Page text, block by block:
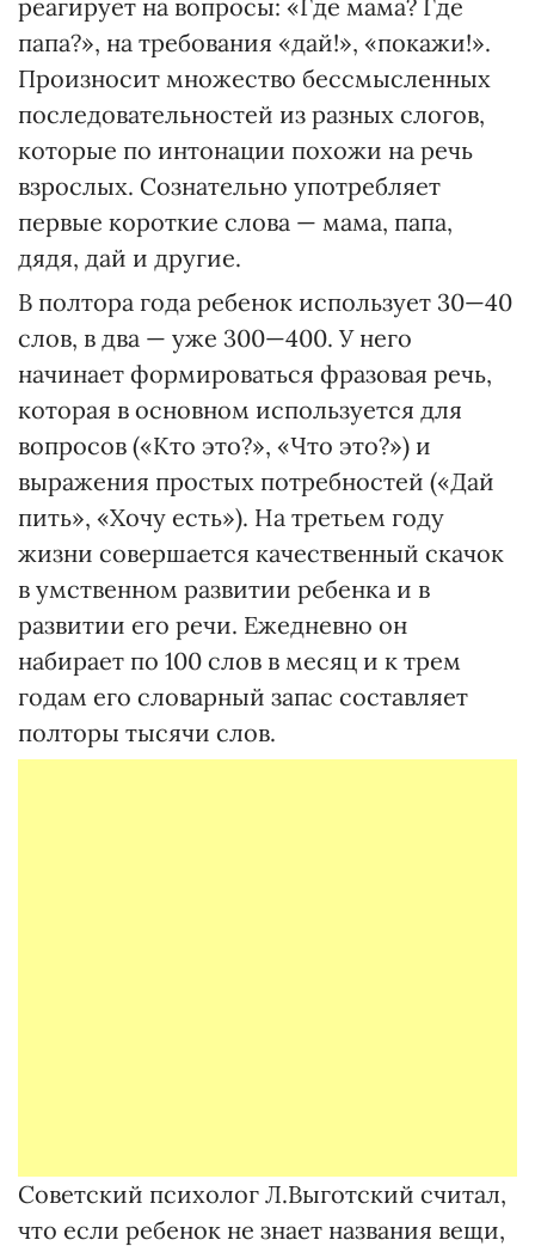
реагирует на вопросы: «Где мама? Где
папа?», на требования «дай!», «покажи!».
Произносит множество бессмысленных
последовательностей из разных слогов,
которые по интонации похожи на речь
взрослых. Сознательно употребляет
первые короткие слова — мама, папа,
дядя, дай и другие.
В полтора года ребенок использует 30—40
слов, в два — уже 300—400. У него
начинает формироваться фразовая речь,
которая в основном используется для
вопросов («Кто это?», «Что это?») и
выражения простых потребностей («Дай
пить», «Хочу есть»). На третьем году
жизни совершается качественный скачок
в умственном развитии ребенка и в
развитии его речи. Ежедневно он
набирает по 100 слов в месяц и к трем
годам его словарный запас составляет
полторы тысячи слов.
Советский психолог Л.Выготский считал,
что если ребенок не знает названия вещи,